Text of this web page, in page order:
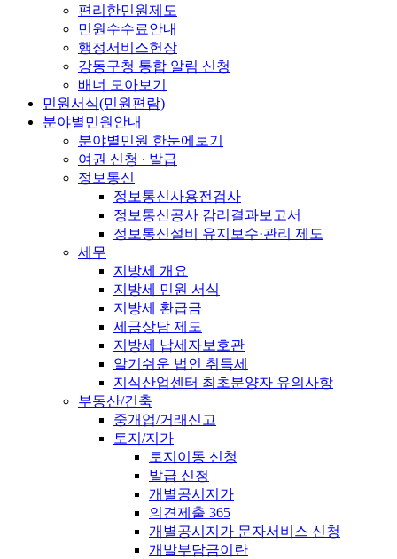
편리한민원제도
민원수수료안내
행정서비스헌장
강동구청 통합 알림 신청
배너 모아보기
민원서식(민원편람)
분야별민원안내
분야별민원 한눈에보기
여권 신청 ∙ 발급
정보통신
정보통신사용전검사
정보통신공사 감리결과보고서
정보통신설비 유지보수·관리 제도
세무
지방세 개요
지방세 민원 서식
지방세 환급금
세금상담 제도
지방세 납세자보호관
알기쉬운 법인 취득세
지식산업센터 최초분양자 유의사항
부동산/건축
중개업/거래신고
토지/지가
토지이동 신청
발급 신청
개별공시지가
의견제출 365
개별공시지가 문자서비스 신청
개발부담금이란